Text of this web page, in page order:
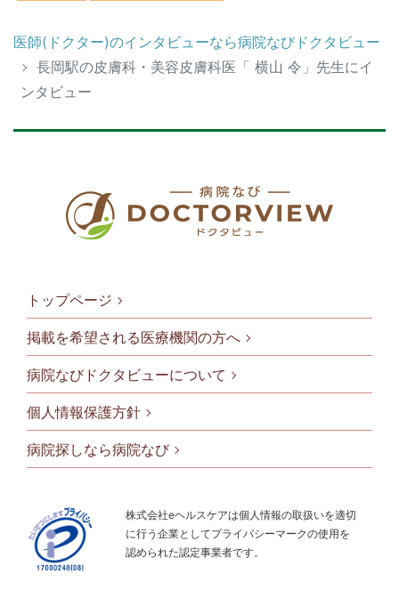
医師(ドクター)のインタビューなら病院なびドクタビュー
長岡駅の皮膚科・美容皮膚科医「 横山 令」先生にイ
ンタビュー
フッタメニ
トップページ
掲載を希望される医療機関の方へ
病院なびドクタビューについて
個人情報保護方針
病院探しなら病院なび
株式会社eヘルスケアは個人情報の取扱いを適切
に行う企業としてプライバシーマークの使用を
認められた認定事業者です。